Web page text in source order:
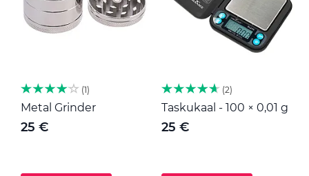
1
Metal Grinder
25 €
2
Taskukaal - 100 × 0,01 g
25 €